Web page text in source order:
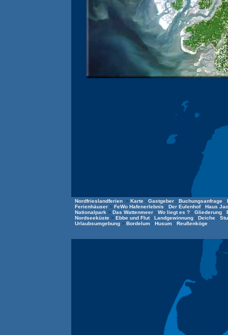
Nordfrieslandferien: > Karte - Gastgeber - Buchungsanfrage -
Ferienhäuser > FeWo Hafenerlebnis - Der Eulenhof- Haus
Nationalpark > Das Wattenmeer - Wo liegt es ? - Gliederung -
Nordseeküste > Ebbe und Flut- Landgewinnung - Deiche -
Urlaubsumgebung > Bordelum - Husum - Reußenköge